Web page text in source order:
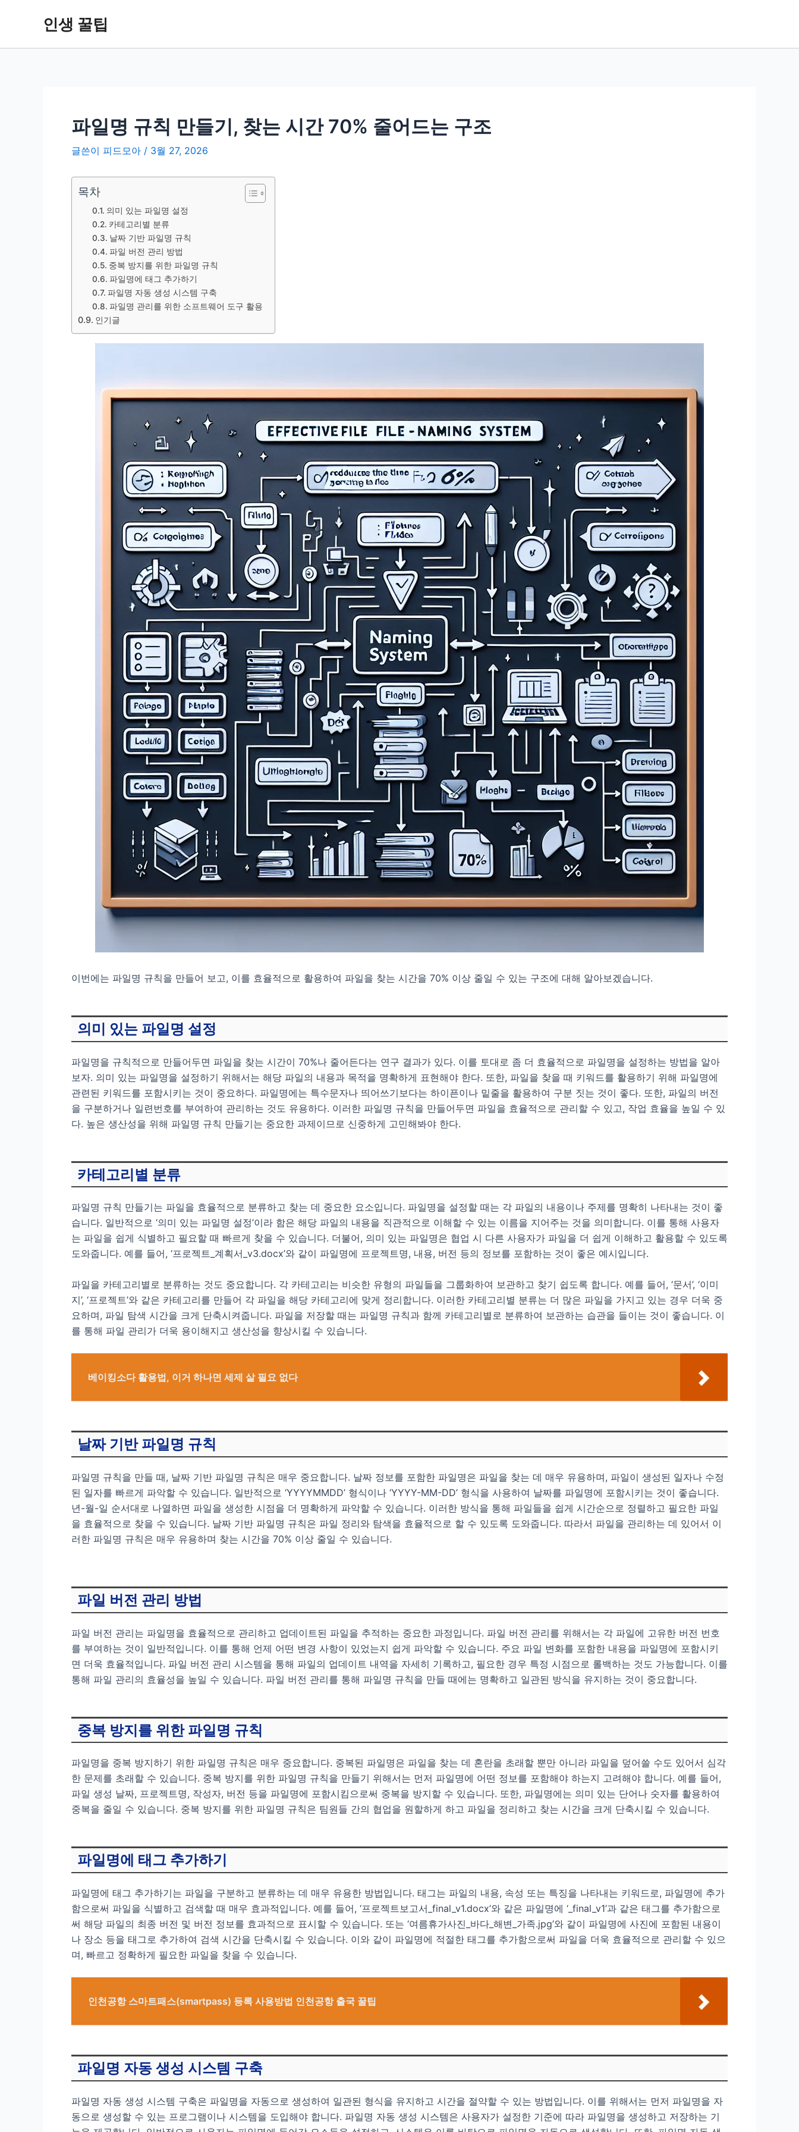
인생 꿀팁
파일명 규칙 만들기, 찾는 시간 70% 줄어드는 구조
글쓴이 피드모아 / 3월 27, 2026
목차
의미 있는 파일명 설정
카테고리별 분류
날짜 기반 파일명 규칙
파일 버전 관리 방법
중복 방지를 위한 파일명 규칙
파일명에 태그 추가하기
파일명 자동 생성 시스템 구축
파일명 관리를 위한 소프트웨어 도구 활용
인기글
이번에는 파일명 규칙을 만들어 보고, 이를 효율적으로 활용하여 파일을 찾는 시간을 70% 이상 줄일 수 있는 구조에 대해 알아보겠습니다.
의미 있는 파일명 설정
파일명을 규칙적으로 만들어두면 파일을 찾는 시간이 70%나 줄어든다는 연구 결과가 있다. 이를 토대로 좀 더 효율적으로 파일명을 설정하는 방법을 알아
보자. 의미 있는 파일명을 설정하기 위해서는 해당 파일의 내용과 목적을 명확하게 표현해야 한다. 또한, 파일을 찾을 때 키워드를 활용하기 위해 파일명에
관련된 키워드를 포함시키는 것이 중요하다. 파일명에는 특수문자나 띄어쓰기보다는 하이픈이나 밑줄을 활용하여 구분 짓는 것이 좋다. 또한, 파일의 버전
을 구분하거나 일련번호를 부여하여 관리하는 것도 유용하다. 이러한 파일명 규칙을 만들어두면 파일을 효율적으로 관리할 수 있고, 작업 효율을 높일 수 있
다. 높은 생산성을 위해 파일명 규칙 만들기는 중요한 과제이므로 신중하게 고민해봐야 한다.
카테고리별 분류
파일명 규칙 만들기는 파일을 효율적으로 분류하고 찾는 데 중요한 요소입니다. 파일명을 설정할 때는 각 파일의 내용이나 주제를 명확히 나타내는 것이 좋
습니다. 일반적으로 ‘의미 있는 파일명 설정’이라 함은 해당 파일의 내용을 직관적으로 이해할 수 있는 이름을 지어주는 것을 의미합니다. 이를 통해 사용자
는 파일을 쉽게 식별하고 필요할 때 빠르게 찾을 수 있습니다. 더불어, 의미 있는 파일명은 협업 시 다른 사용자가 파일을 더 쉽게 이해하고 활용할 수 있도록
도와줍니다. 예를 들어, ‘프로젝트_계획서_v3.docx’와 같이 파일명에 프로젝트명, 내용, 버전 등의 정보를 포함하는 것이 좋은 예시입니다.
파일을 카테고리별로 분류하는 것도 중요합니다. 각 카테고리는 비슷한 유형의 파일들을 그룹화하여 보관하고 찾기 쉽도록 합니다. 예를 들어, ‘문서’, ‘이미
지’, ‘프로젝트’와 같은 카테고리를 만들어 각 파일을 해당 카테고리에 맞게 정리합니다. 이러한 카테고리별 분류는 더 많은 파일을 가지고 있는 경우 더욱 중
요하며, 파일 탐색 시간을 크게 단축시켜줍니다. 파일을 저장할 때는 파일명 규칙과 함께 카테고리별로 분류하여 보관하는 습관을 들이는 것이 좋습니다. 이
를 통해 파일 관리가 더욱 용이해지고 생산성을 향상시킬 수 있습니다.
베이킹소다 활용법, 이거 하나면 세제 살 필요 없다
날짜 기반 파일명 규칙
파일명 규칙을 만들 때, 날짜 기반 파일명 규칙은 매우 중요합니다. 날짜 정보를 포함한 파일명은 파일을 찾는 데 매우 유용하며, 파일이 생성된 일자나 수정
된 일자를 빠르게 파악할 수 있습니다. 일반적으로 ‘YYYYMMDD’ 형식이나 ‘YYYY-MM-DD’ 형식을 사용하여 날짜를 파일명에 포함시키는 것이 좋습니다.
년-월-일 순서대로 나열하면 파일을 생성한 시점을 더 명확하게 파악할 수 있습니다. 이러한 방식을 통해 파일들을 쉽게 시간순으로 정렬하고 필요한 파일
을 효율적으로 찾을 수 있습니다. 날짜 기반 파일명 규칙은 파일 정리와 탐색을 효율적으로 할 수 있도록 도와줍니다. 따라서 파일을 관리하는 데 있어서 이
러한 파일명 규칙은 매우 유용하며 찾는 시간을 70% 이상 줄일 수 있습니다.
파일 버전 관리 방법
파일 버전 관리는 파일명을 효율적으로 관리하고 업데이트된 파일을 추적하는 중요한 과정입니다. 파일 버전 관리를 위해서는 각 파일에 고유한 버전 번호
를 부여하는 것이 일반적입니다. 이를 통해 언제 어떤 변경 사항이 있었는지 쉽게 파악할 수 있습니다. 주요 파일 변화를 포함한 내용을 파일명에 포함시키
면 더욱 효율적입니다. 파일 버전 관리 시스템을 통해 파일의 업데이트 내역을 자세히 기록하고, 필요한 경우 특정 시점으로 롤백하는 것도 가능합니다. 이를
통해 파일 관리의 효율성을 높일 수 있습니다. 파일 버전 관리를 통해 파일명 규칙을 만들 때에는 명확하고 일관된 방식을 유지하는 것이 중요합니다.
중복 방지를 위한 파일명 규칙
파일명을 중복 방지하기 위한 파일명 규칙은 매우 중요합니다. 중복된 파일명은 파일을 찾는 데 혼란을 초래할 뿐만 아니라 파일을 덮어쓸 수도 있어서 심각
한 문제를 초래할 수 있습니다. 중복 방지를 위한 파일명 규칙을 만들기 위해서는 먼저 파일명에 어떤 정보를 포함해야 하는지 고려해야 합니다. 예를 들어,
파일 생성 날짜, 프로젝트명, 작성자, 버전 등을 파일명에 포함시킴으로써 중복을 방지할 수 있습니다. 또한, 파일명에는 의미 있는 단어나 숫자를 활용하여
중복을 줄일 수 있습니다. 중복 방지를 위한 파일명 규칙은 팀원들 간의 협업을 원할하게 하고 파일을 정리하고 찾는 시간을 크게 단축시킬 수 있습니다.
파일명에 태그 추가하기
파일명에 태그 추가하기는 파일을 구분하고 분류하는 데 매우 유용한 방법입니다. 태그는 파일의 내용, 속성 또는 특징을 나타내는 키워드로, 파일명에 추가
함으로써 파일을 식별하고 검색할 때 매우 효과적입니다. 예를 들어, ‘프로젝트보고서_final_v1.docx’와 같은 파일명에 ‘_final_v1’과 같은 태그를 추가함으로
써 해당 파일의 최종 버전 및 버전 정보를 효과적으로 표시할 수 있습니다. 또는 ‘여름휴가사진_바다_해변_가족.jpg’와 같이 파일명에 사진에 포함된 내용이
나 장소 등을 태그로 추가하여 검색 시간을 단축시킬 수 있습니다. 이와 같이 파일명에 적절한 태그를 추가함으로써 파일을 더욱 효율적으로 관리할 수 있으
며, 빠르고 정확하게 필요한 파일을 찾을 수 있습니다.
인천공항 스마트패스(smartpass) 등록 사용방법 인천공항 출국 꿀팁
파일명 자동 생성 시스템 구축
파일명 자동 생성 시스템 구축은 파일명을 자동으로 생성하여 일관된 형식을 유지하고 시간을 절약할 수 있는 방법입니다. 이를 위해서는 먼저 파일명을 자
동으로 생성할 수 있는 프로그램이나 시스템을 도입해야 합니다. 파일명 자동 생성 시스템은 사용자가 설정한 기준에 따라 파일명을 생성하고 저장하는 기